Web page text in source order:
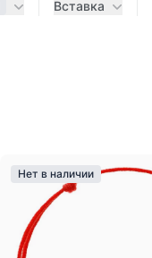
Вставка
Нет в наличии